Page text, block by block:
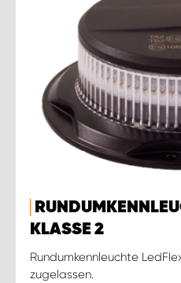
KLASSE 2
Rundumkennleuchte
zugelassen.